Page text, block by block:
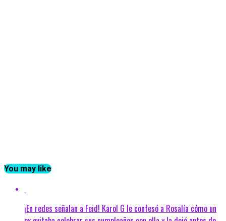
You may like
¡En redes señalan a Feid! Karol G le confesó a Rosalía cómo un